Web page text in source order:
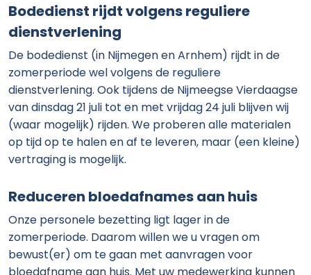
Bodedienst rijdt volgens reguliere
dienstverlening
De bodedienst (in Nijmegen en Arnhem) rijdt in de
zomerperiode wel volgens de reguliere
dienstverlening. Ook tijdens de Nijmeegse Vierdaagse
van dinsdag 21 juli tot en met vrijdag 24 juli blijven wij
(waar mogelijk) rijden. We proberen alle materialen
op tijd op te halen en af te leveren, maar (een kleine)
vertraging is mogelijk.
Reduceren bloedafnames aan huis
Onze personele bezetting ligt lager in de
zomerperiode. Daarom willen we u vragen om
bewust(er) om te gaan met aanvragen voor